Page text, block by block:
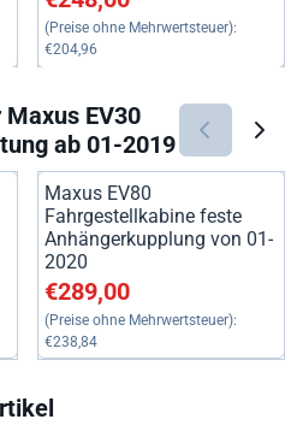
(Preise ohne Mehrwertsteuer):
€204,96
Maxus EV30
ab 01-2019
279,34
Maxus EV80
Fahrgestellkabine feste
Anhängerkupplung von 01-
2020
Preis: 289,00, ohne MwSt.:
€289,00
(Preise ohne Mehrwertsteuer):
€238,84